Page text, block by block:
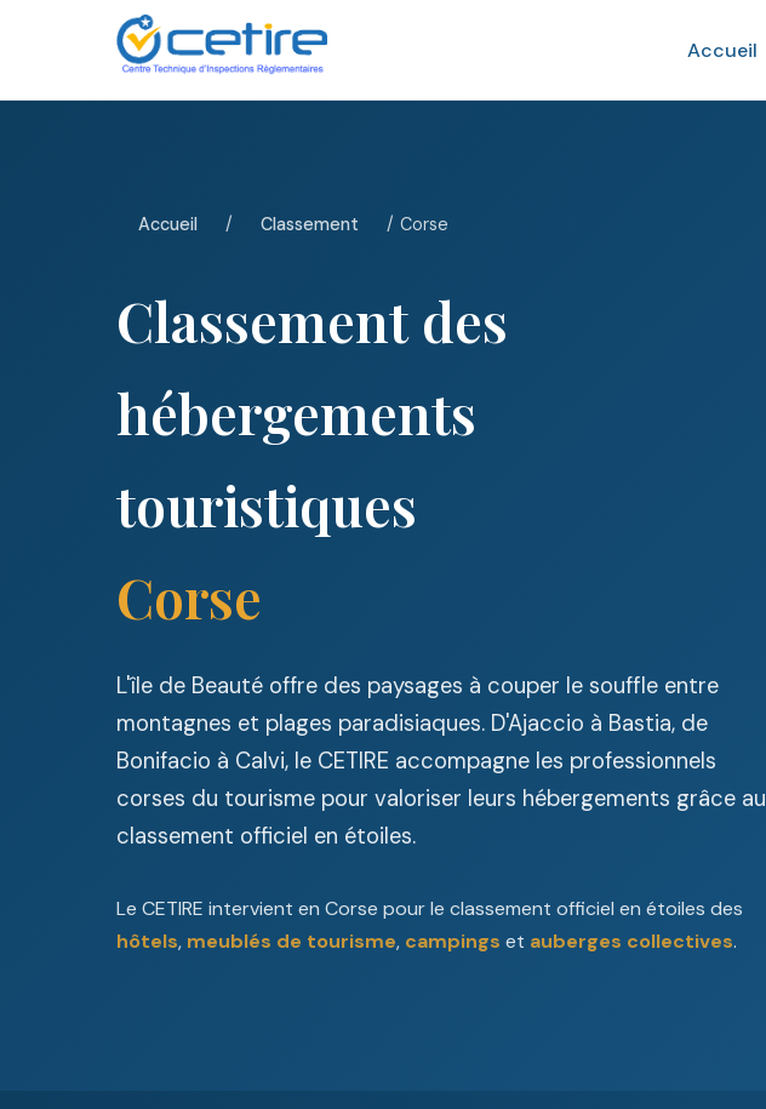
Accueil
Accueil / Classement / Corse
Classement des
hébergements
touristiques
Corse
L'île de Beauté offre des paysages à couper le souffle entre
montagnes et plages paradisiaques. D'Ajaccio à Bastia, de
Bonifacio à Calvi, le CETIRE accompagne les professionnels
corses du tourisme pour valoriser leurs hébergements grâce au
classement officiel en étoiles.
Le CETIRE intervient en Corse pour le classement officiel en étoiles des
hôtels, meublés de tourisme, campings et auberges collectives.